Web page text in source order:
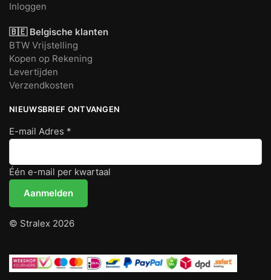
Inloggen
🇧🇪 Belgische klanten
BTW Vrijstelling
Kopen op Rekening
Levertijden
Verzendkosten
NIEUWSBRIEF ONTVANGEN
E-mail Adres *
Één e-mail per kwartaal
© Stralex 2026